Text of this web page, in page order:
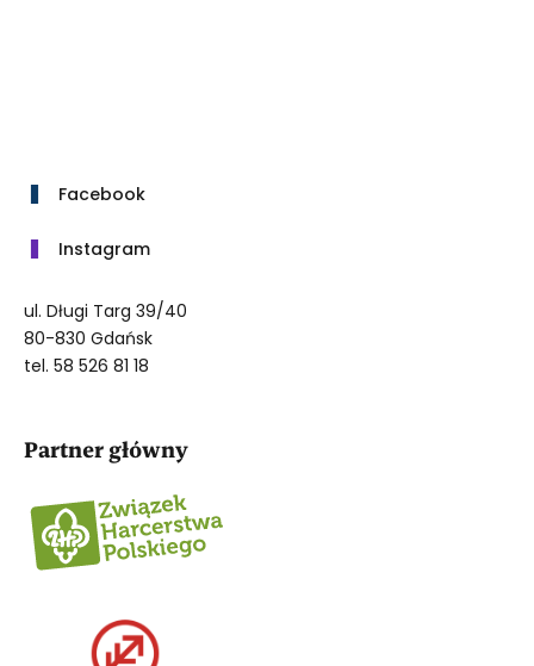
Facebook
Instagram
ul. Długi Targ 39/40
80-830 Gdańsk
tel. 58 526 81 18
Partner główny